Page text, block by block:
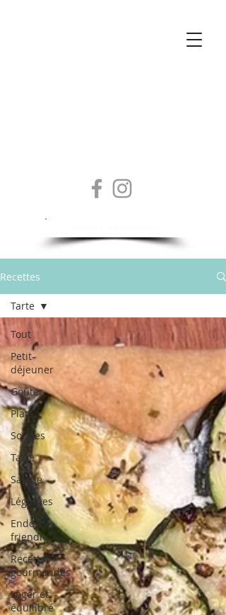
Recettes
Tout
Petit-
déjeuner
Goûter
Plats
Soupes
Tarte
Salade
Légumes
Endo
friendly
Recettes
gourmandes
Léger et
équilibré
Tarte